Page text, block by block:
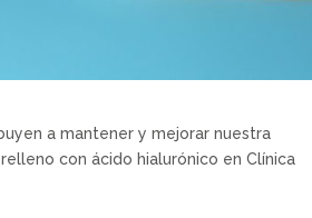
a mantener y mejorar nuestra
con ácido hialurónico en Clínica